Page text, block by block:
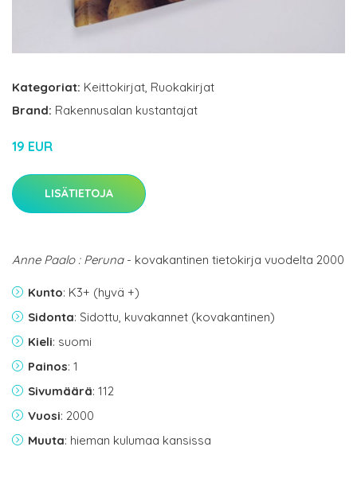
Kategoriat: Keittokirjat, Ruokakirjat
Brand: Rakennusalan kustantajat
19 EUR
LISÄTIETOJA
Anne Paalo : Peruna- kovakantinen tietokirja vuodelta 2000
Kunto: K3+ (hyvä +)
Sidonta: Sidottu, kuvakannet (kovakantinen)
Kieli: suomi
Painos: 1
Sivumäärä: 112
Vuosi: 2000
Muuta: hieman kulumaa kansissa